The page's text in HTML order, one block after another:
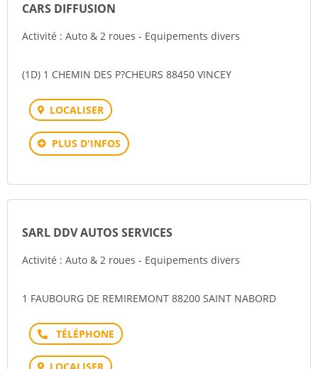
CARS DIFFUSION
Activité : Auto & 2 roues - Equipements divers
(1D) 1 CHEMIN DES P?CHEURS 88450 VINCEY
LOCALISER
PLUS D'INFOS
SARL DDV AUTOS SERVICES
Activité : Auto & 2 roues - Equipements divers
1 FAUBOURG DE REMIREMONT 88200 SAINT NABORD
Téléphone